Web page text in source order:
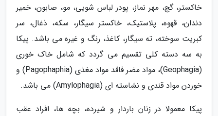
خاکستر، گچ، مهر نماز، پودر لباس شویی، مو، صابون، خمیر
دندان، قهوه، پلاستیک، خاکستر سیگار، سکه، ذغال، سر
کبریت سوخته، ته سیگار، کاغذ، رنگ و غیره می باشد. پیکا
به سه دسته کلی تقسیم می گردد که شامل خاک خوری
(Geophagia)، مواد مضر فاقد مواد مغذی (Pagophaphia) و
خوردن مواد قندی و نشاسته ای (Amylophagia) می باشد.
پیکا معمولا در زنان باردار و شیرده، بچه ها، افراد عقب